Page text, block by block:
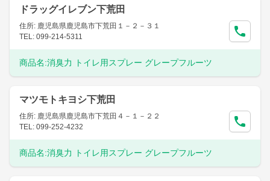
ドラッグイレブン下荒田
住所: 鹿児島県鹿児島市下荒田１－２－３１
TEL: 099-214-5311
商品名:消臭力 トイレ用スプレー グレープフルーツ
マツモトキヨシ下荒田
住所: 鹿児島県鹿児島市下荒田４－１－２２
TEL: 099-252-4232
商品名:消臭力 トイレ用スプレー グレープフルーツ